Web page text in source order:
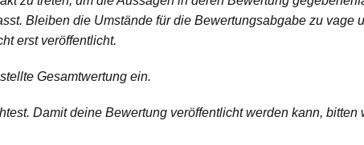
Bleiben die Umstände für die Bewertungsabgabe zu vage
erst veröffentlicht.
Gesamtwertung ein.
Damit deine Bewertung veröffentlicht werden kann, bitten